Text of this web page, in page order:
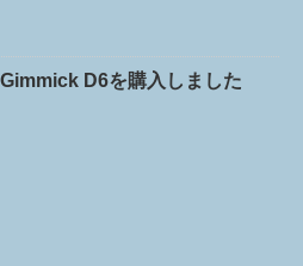
D6を購入しました